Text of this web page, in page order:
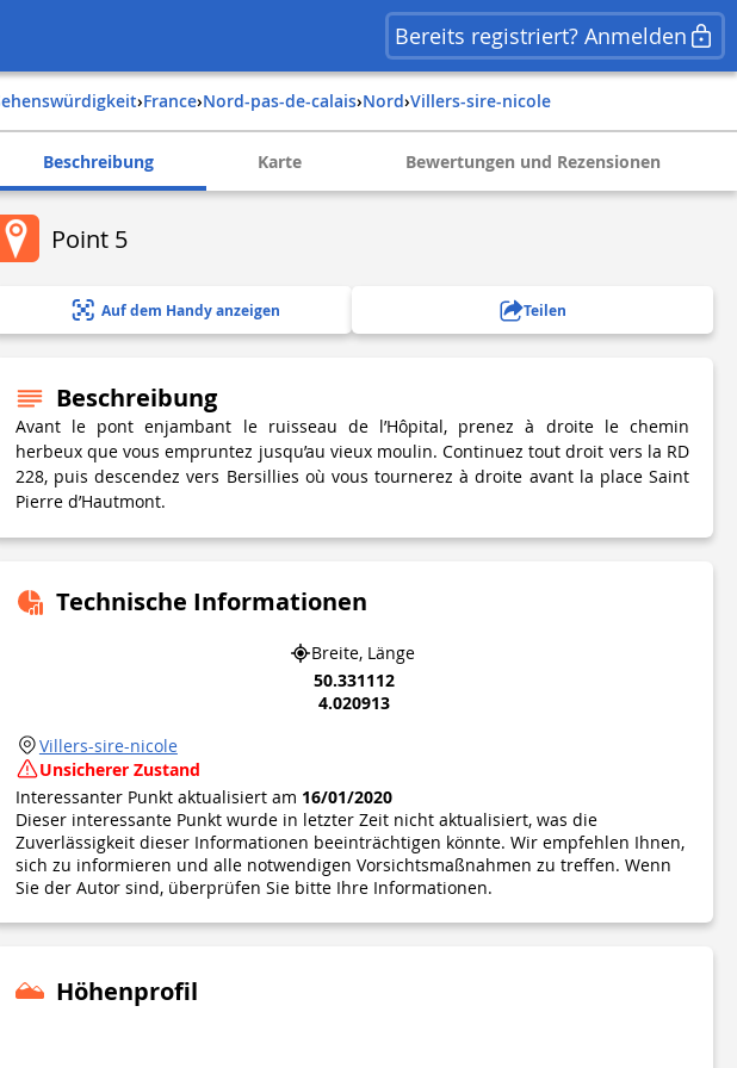
Bereits registriert? Anmelden
Sehenswürdigkeit› france› nord-pas-de-calais› nord› villers-sire-nicole
Beschreibung Karte Bewertungen und Rezensionen
Point 5
Auf dem Handy anzeigen Teilen
Beschreibung
Avant le pont enjambant le ruisseau de l’Hôpital, prenez à droite le chemin
herbeux que vous empruntez jusqu’au vieux moulin. Continuez tout droit vers la RD
228, puis descendez vers Bersillies où vous tournerez à droite avant la place Saint
Pierre d’Hautmont.
Technische Informationen
Breite, Länge
50.331112
4.020913
Villers-sire-nicole
Unsicherer Zustand
Interessanter Punkt aktualisiert am 16/01/2020
Dieser interessante Punkt wurde in letzter Zeit nicht aktualisiert, was die
Zuverlässigkeit dieser Informationen beeinträchtigen könnte. Wir empfehlen Ihnen,
sich zu informieren und alle notwendigen Vorsichtsmaßnahmen zu treffen. Wenn
Sie der Autor sind, überprüfen Sie bitte Ihre Informationen.
Höhenprofil